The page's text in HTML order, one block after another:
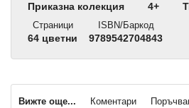
Приказна колекция
4+
Страници
64 цветни
ISBN/Баркод
9789542704843
Вижте още... Коментари